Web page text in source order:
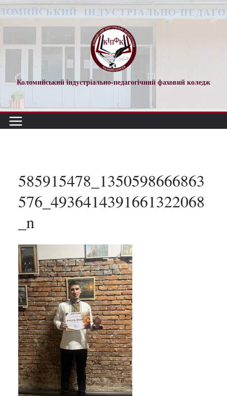
Перейти
до
Коломийський індустріально-педагогічний фаховий коледж
585915478_1350598666863
576_4936414391661322068
_n